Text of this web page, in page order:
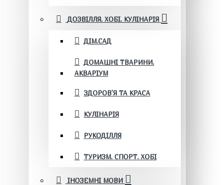
ДОЗВІЛЛЯ. ХОБІ. КУЛІНАРІЯ
ДІМ.САД
ДОМАШНІ ТВАРИНИ.
АКВАРІУМ
ЗДОРОВ'Я ТА КРАСА
КУЛІНАРІЯ
РУКОДІЛЛЯ
ТУРИЗМ. СПОРТ. ХОБІ
ІНОЗЕМНІ МОВИ